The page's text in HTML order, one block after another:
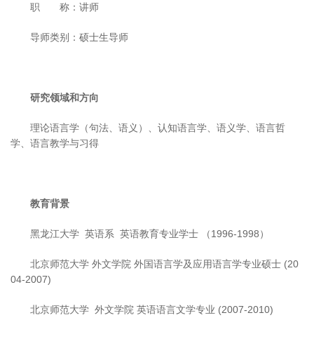
职 称：讲师
导师类别：硕士生导师
研究领域和方向
理论语言学（句法、语义）、认知语言学、语义学、语言哲
学、语言教学与习得
教育背景
黑龙江大学 英语系 英语教育专业学士 （1996-1998）
北京师范大学 外文学院 外国语言学及应用语言学专业硕士 (20
04-2007)
北京师范大学 外文学院 英语语言文学专业 (2007-2010)